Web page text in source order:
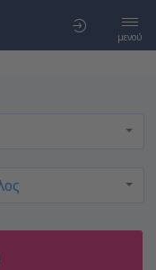
μενού